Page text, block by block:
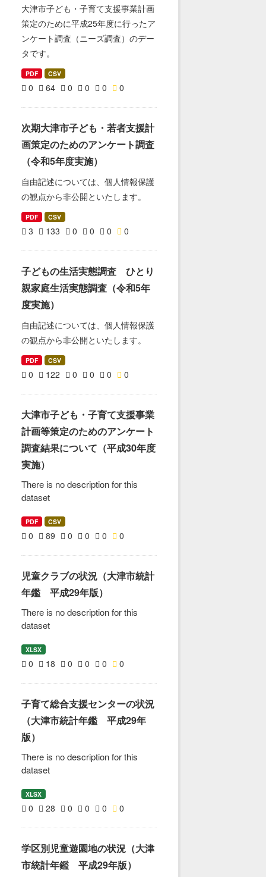
大津市子ども・子育て支援事業計画
策定のために平成25年度に行ったア
ンケート調査（ニーズ調査）のデー
タです。
PDF CSV
0 64 0 0 0 0
次期大津市子ども・若者支援計
画策定のためのアンケート調査
（令和5年度実施）
自由記述については、個人情報保護
の観点から非公開といたします。
PDF CSV
3 133 0 0 0 0
子どもの生活実態調査 ひとり
親家庭生活実態調査（令和5年
度実施）
自由記述については、個人情報保護
の観点から非公開といたします。
PDF CSV
0 122 0 0 0 0
大津市子ども・子育て支援事業
計画等策定のためのアンケート
調査結果について（平成30年度
実施）
There is no description for this
dataset
PDF CSV
0 89 0 0 0 0
児童クラブの状況（大津市統計
年鑑 平成29年版）
There is no description for this
dataset
XLSX
0 18 0 0 0 0
子育て総合支援センターの状況
（大津市統計年鑑 平成29年
版）
There is no description for this
dataset
XLSX
0 28 0 0 0 0
学区別児童遊園地の状況（大津
市統計年鑑 平成29年版）